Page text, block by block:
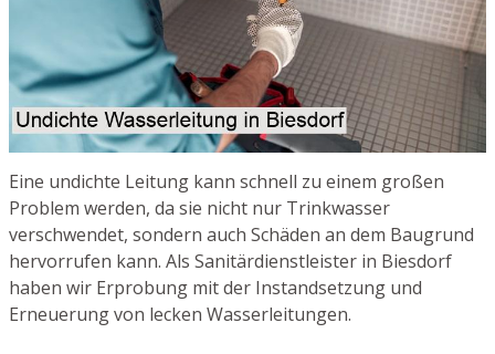
Eine undichte Leitung kann schnell zu einem großen
Problem werden, da sie nicht nur Trinkwasser
verschwendet, sondern auch Schäden an dem Baugrund
hervorrufen kann. Als Sanitärdienstleister in Biesdorf
haben wir Erprobung mit der Instandsetzung und
Erneuerung von lecken Wasserleitungen.